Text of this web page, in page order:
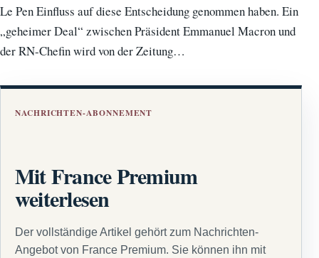
Le Pen Einfluss auf diese Entscheidung genommen haben. Ein
„geheimer Deal“ zwischen Präsident Emmanuel Macron und
der RN-Chefin wird von der Zeitung…
NACHRICHTEN-ABONNEMENT
Mit France Premium
weiterlesen
Der vollständige Artikel gehört zum Nachrichten-
Angebot von France Premium. Sie können ihn mit